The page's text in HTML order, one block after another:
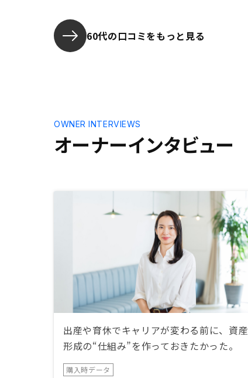
60代の口コミをもっと見る
オーナーインタビュー
OWNER INTERVIEWS
出産や育休でキャリアが変わる前に、資産
形成の“仕組み”を作っておきたかった。
購入時データ